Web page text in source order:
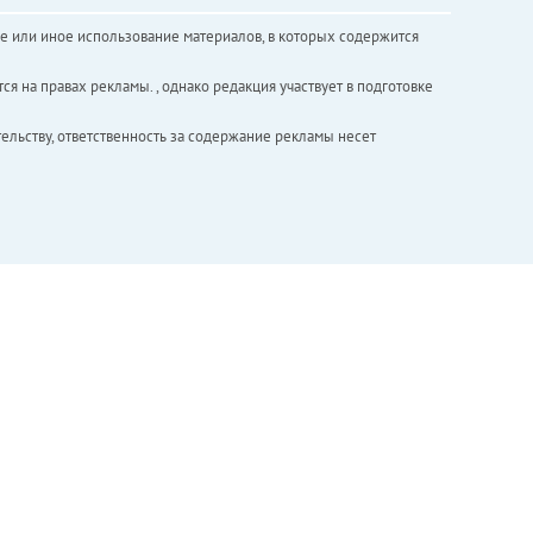
иное использование материалов, в которых содержится
правах рекламы. , однако редакция участвует в подготовке
ответственность за содержание рекламы несет